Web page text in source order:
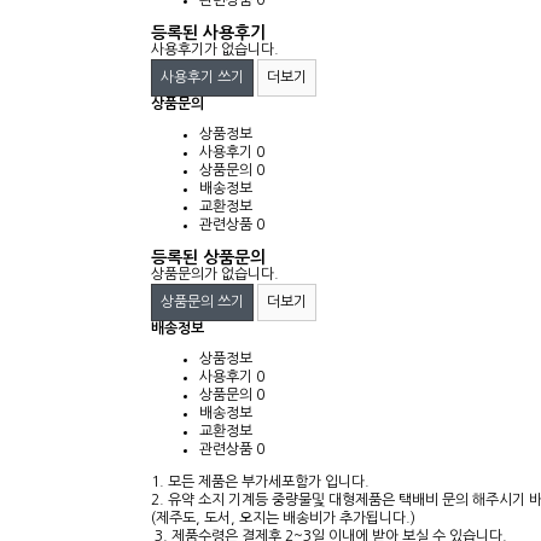
등록된 사용후기
사용후기가 없습니다.
사용후기 쓰기
더보기
상품문의
상품정보
사용후기 0
상품문의 0
배송정보
교환정보
관련상품 0
등록된 상품문의
상품문의가 없습니다.
상품문의 쓰기
더보기
배송정보
상품정보
사용후기 0
상품문의 0
배송정보
교환정보
관련상품 0
1. 모든 제품은 부가세포함가 입니다.
2. 유약 소지 기계등 중량물및 대형제품은 택배비 문의 해주시기
(제주도, 도서, 오지는 배송비가 추가됩니다.)
3. 제품수령은 결제후 2~3일 이내에 받아 보실 수 있습니다.